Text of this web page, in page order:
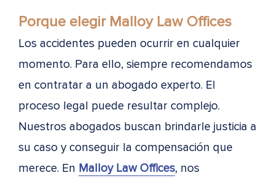
Porque elegir Malloy Law Offices
Los accidentes pueden ocurrir en cualquier
momento. Para ello, siempre recomendamos
en contratar a un abogado experto. El
proceso legal puede resultar complejo.
Nuestros abogados buscan brindarle justicia a
su caso y conseguir la compensación que
merece. En Malloy Law Offices, nos